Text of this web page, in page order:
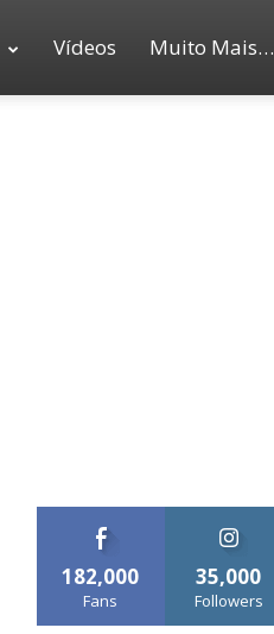
Vídeos Muito Mais…
182,000
Fans
35,000
Followers